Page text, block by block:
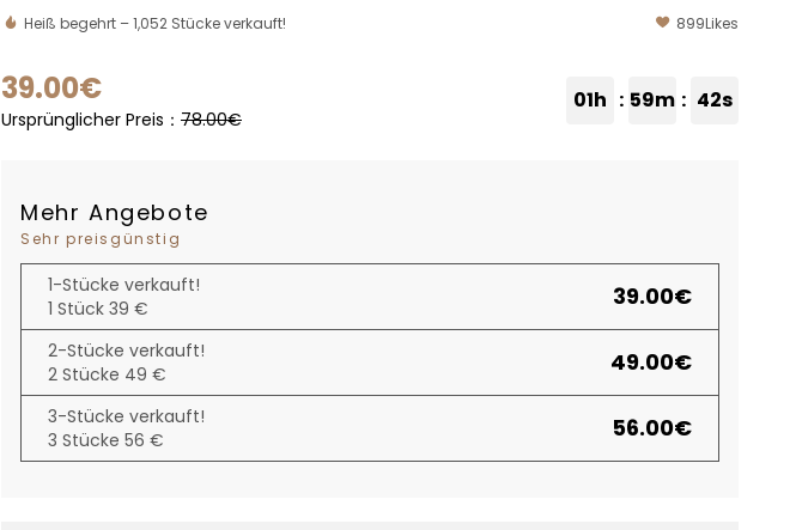
39.00€
Ursprünglicher Preis： 78.00€
01h : 59m : 40s
Heiß begehrt –1,052 Stücke verkauft! 899Likes
Mehr Angebote
Sehr preisgünstig
1-Stücke verkauft!
1 Stück 39 €
39.00€
2-Stücke verkauft!
2 Stücke 49 €
49.00€
3-Stücke verkauft!
3 Stücke 56 €
56.00€